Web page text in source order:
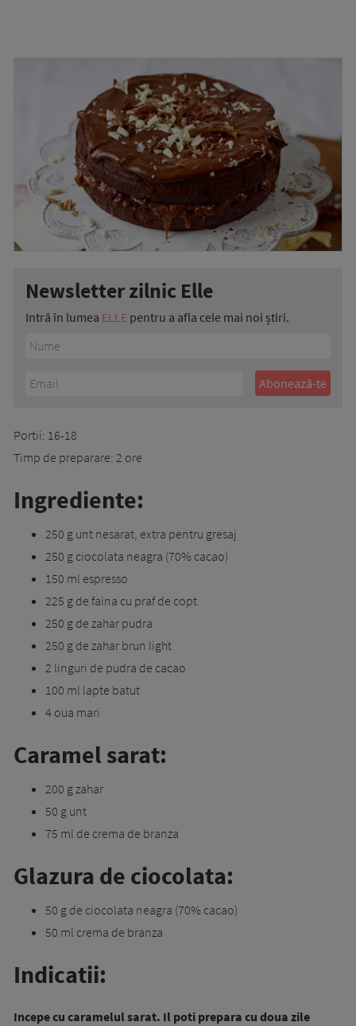
Newsletter zilnic Elle
Intră în lumea ELLE pentru a afla cele mai noi știri.
Portii: 16-18
Timp de preparare: 2 ore
Ingrediente:
250 g unt nesarat, extra pentru gresaj
250 g ciocolata neagra (70% cacao)
150 ml espresso
225 g de faina cu praf de copt
250 g de zahar pudra
250 g de zahar brun light
2 linguri de pudra de cacao
100 ml lapte batut
4 oua mari
Caramel sarat:
200 g zahar
50 g unt
75 ml de crema de branza
Glazura de ciocolata:
50 g de ciocolata neagra (70% cacao)
50 ml crema de branza
Indicatii:
Incepe cu caramelul sarat. Il poti prepara cu doua zile